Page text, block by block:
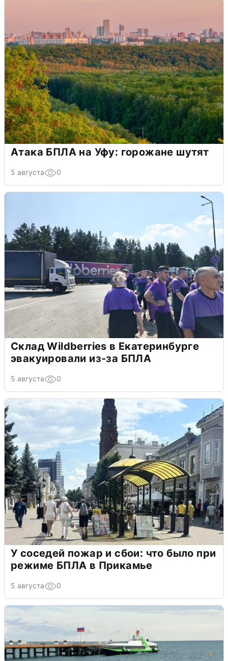
Атака БПЛА на Уфу: горожане шутят
5 августа 0
Склад Wildberries в Екатеринбурге
эвакуировали из-за БПЛА
5 августа 0
У соседей пожар и сбои: что было при
режиме БПЛА в Прикамье
5 августа 0